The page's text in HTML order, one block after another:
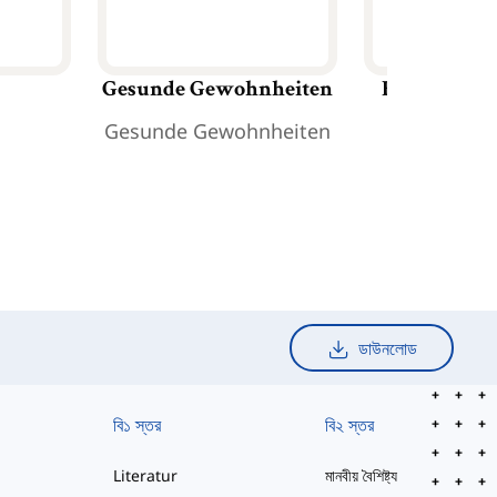
Gesunde Gewohnheiten
Gesunde Gewohnheiten
Häufige
ডাউনলোড
বি১ স্তর
Literatur
বি২ স্তর
মানবীয় বৈশিষ্ট্য